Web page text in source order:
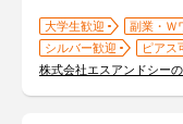
大学生歓迎 副業・Ｗ
シルバー歓迎
ピアス
株式会社エスアンドシー